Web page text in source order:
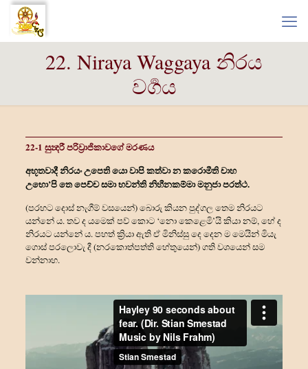
22. Niraya Waggaya නිරය
වර්‍ගය
22-1 සුන්‍දරී පරිව්‍රාජිකාවගේ මරණය
අභූතවාදී නිරයං උපෙති යො වාපි කත්‍වා න කරොමීති චාහ
උභො’පි තෙ පෙච්ච සමා භවන්ති නිහීනකම්මා මනුජා පරත්‍ථ.
(පරහට දොස් නැගීම් වසයෙන්) බොරු කියන පුද්ගල තෙම නිරයට
යන්නේ ය. තව ද යමෙක් පව් කොට ‘නො කෙළෙමි’යි කියා නම්, හේ ද
නිරයට යන්නේ ය. පහත් ක්‍රියා ඇති ඒ මිනිස්සු දෙ දෙන ම මෙයින් මියැ
ගොස් පරලොවැ දී (නරකොත්පත්ති හේතුයෙන්) ගති වශයෙන් සම
වන්නාහ.